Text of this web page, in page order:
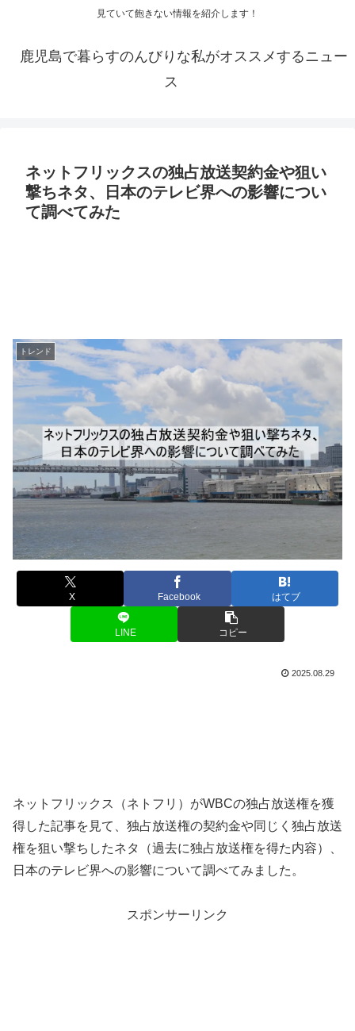
見ていて飽きない情報を紹介します！
鹿児島で暮らすのんびりな私がオススメするニュー
ス
ネットフリックスの独占放送契約金や狙い
撃ちネタ、日本のテレビ界への影響につい
て調べてみた
トレンド
X Facebook はてブ
LINE コピー
2025.08.29
ネットフリックス（ネトフリ）がWBCの独占放送権を獲
得した記事を見て、独占放送権の契約金や同じく独占放送
権を狙い撃ちしたネタ（過去に独占放送権を得た内容）、
日本のテレビ界への影響について調べてみました。
スポンサーリンク